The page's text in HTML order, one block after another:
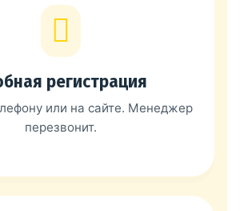
регистрация
или на сайте. Менеджер
перезвонит.